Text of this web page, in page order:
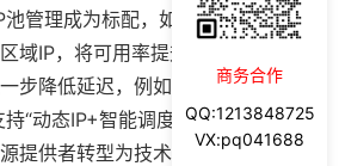
管理成为标配，如ipipgo通过用户
域IP，将可用率提升至99.8%。边
步降低延迟，例如ipipgo的全球24
“动态IP+智能调度”组合方案。对
提供者转型为技术解决方案专家，
商务合作
QQ:1213848725
VX:pq041688